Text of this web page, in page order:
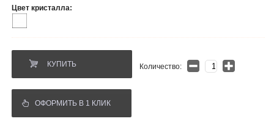
Цвет кристалла:
КУПИТЬ Количество:
ОФОРМИТЬ В 1 КЛИК